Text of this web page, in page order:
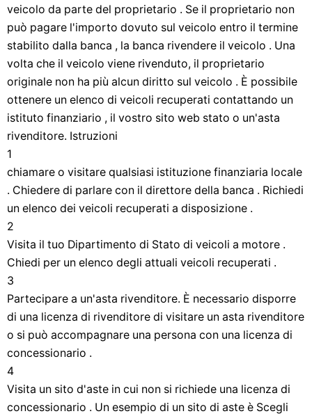
veicolo da parte del proprietario . Se il proprietario non
può pagare l'importo dovuto sul veicolo entro il termine
stabilito dalla banca , la banca rivendere il veicolo . Una
volta che il veicolo viene rivenduto, il proprietario
originale non ha più alcun diritto sul veicolo . È possibile
ottenere un elenco di veicoli recuperati contattando un
istituto finanziario , il vostro sito web stato o un'asta
rivenditore. Istruzioni
1
chiamare o visitare qualsiasi istituzione finanziaria locale
. Chiedere di parlare con il direttore della banca . Richiedi
un elenco dei veicoli recuperati a disposizione .
2
Visita il tuo Dipartimento di Stato di veicoli a motore .
Chiedi per un elenco degli attuali veicoli recuperati .
3
Partecipare a un'asta rivenditore. È necessario disporre
di una licenza di rivenditore di visitare un asta rivenditore
o si può accompagnare una persona con una licenza di
concessionario .
4
Visita un sito d'aste in cui non si richiede una licenza di
concessionario . Un esempio di un sito di aste è Scegli